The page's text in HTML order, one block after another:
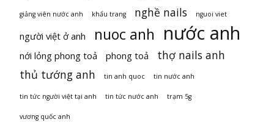
giảng viên nước anh khẩu trang nghề nails nguoi viet
người việt ở anh nuoc anh nước anh
nới lỏng phong toả phong toả
thợ nails anh
thủ tướng anh
tin anh quoc tin nước anh
tin tức người việt tại anh tin tức nước anh trạm 5g
vương quốc anh